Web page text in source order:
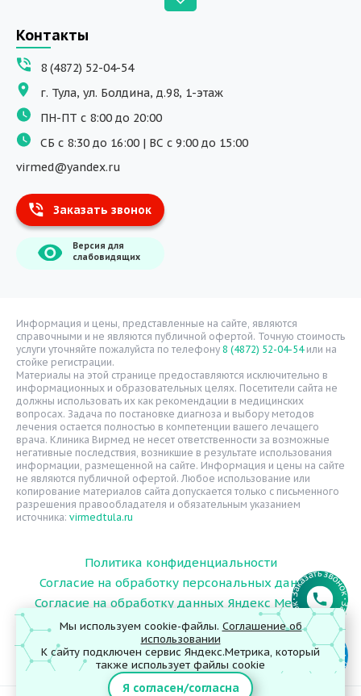
Мы используем cookie-файлы. Соглашение об
использовании
К сайту подключен сервис Яндекс.Метрика, который
также использует файлы cookie
Я согласен/согласна
Вызов на дом
ДНК исследования
Программы обучения
Физиотерапия
ДМС
Массаж
Тест на хеликобактер
Информация
О компании
Расписание врачей
Надзорные органы
Статьи
Вопрос-ответ
Видео
Вакансии
Карта сайта
Контакты
Контакты
8 (4872) 52-04-54
г. Тула, ул. Болдина, д.98, 1-этаж
ПН-ПТ с 8:00 до 20:00
СБ с 8:30 до 16:00 | ВС с 9:00 до 15:00
virmed@yandex.ru
Заказать звонок
Версия для
слабовидящих
Информация и цены, представленные на сайте, являются
справочными и не являются публичной офертой. Точную стоимость
услуги уточняйте пожалуйста по телефону 8 (4872) 52-04-54или на
стойке регистрации.
Материалы на этой странице предоставляются исключительно в
информационных и образовательных целях. Посетители сайта не
должны использовать их как рекомендации в медицинских
вопросах. Задача по постановке диагноза и выбору методов
лечения остается полностью в компетенции вашего лечащего
врача. Клиника Вирмед не несет ответственности за возможные
негативные последствия, возникшие в результате использования
информации, размещенной на сайте. Информация и цены на сайте
не являются публичной офертой. Любое использование или
копирование материалов сайта допускается только с письменного
разрешения правообладателя и обязательным указанием
источника: virmedtula.ru
Политика конфиденциальности
Согласие на обработку персональных данных
Согласие на обработку данных Яндекс Метрика
© 2026 ООО "Поликлиника Вирмед"